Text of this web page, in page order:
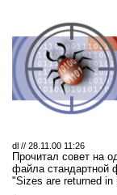
dl // 28.11.00 11:26
Прочитал совет на
файла стандартной
"Sizes are returned